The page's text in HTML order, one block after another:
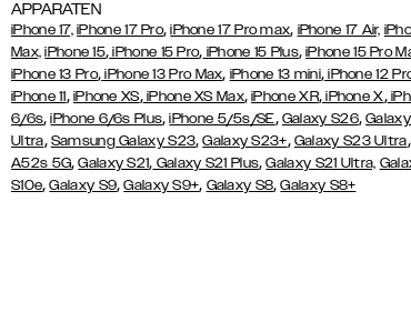
APPARATEN
iPhone 17, iPhone 17 Pro,iPhone 17 Pro max, iPhone 17 Air,
Max, iPhone 15, iPhone 15 Pro, iPhone 15 Plus,iPhone 15 Pro
iPhone 13 Pro, iPhone 13 Pro Max, iPhone 13 mini,iPhone 12
iPhone 11, iPhone XS,iPhone XS Max,iPhone XR,iPhone X,
6/6s,iPhone 6/6s Plus,iPhone 5/5s/SE, Galaxy S26,
Ultra, Samsung Galaxy S23,Galaxy S23+, Galaxy S23 Ultra,
A52s 5G,Galaxy S21, Galaxy S21 Plus,Galaxy S21 Ultra,
S10e,Galaxy S9,Galaxy S9+, Galaxy S8,Galaxy S8+